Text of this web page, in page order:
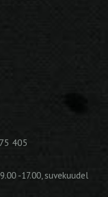
405
-17.00, suvekuudel